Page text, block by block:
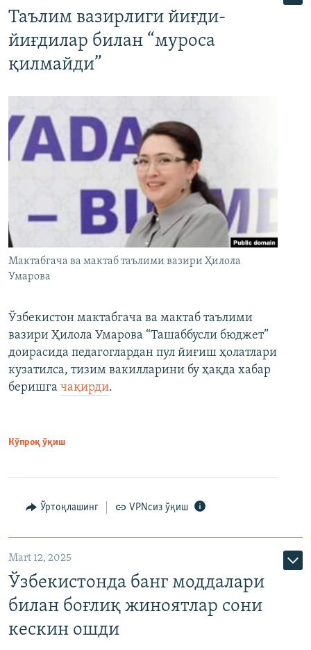
Таълим вазирлиги йиғди-
йиғдилар билан “муроса
қилмайди”
Мактабгача ва мактаб таълими вазири Ҳилола
Умарова
Ўзбекистон мактабгача ва мактаб таълими
вазири Ҳилола Умарова “Ташаббусли бюджет”
доирасида педагоглардан пул йиғиш ҳолатлари
кузатилса, тизим вакилларини бу ҳақда хабар
беришга чақирди.
Кўпроқ ўқиш
Ўртоқлашинг VPNсиз ўқиш
Mart 12, 2025
Ўзбекистонда банг моддалари
билан боғлиқ жиноятлар сони
кескин ошди